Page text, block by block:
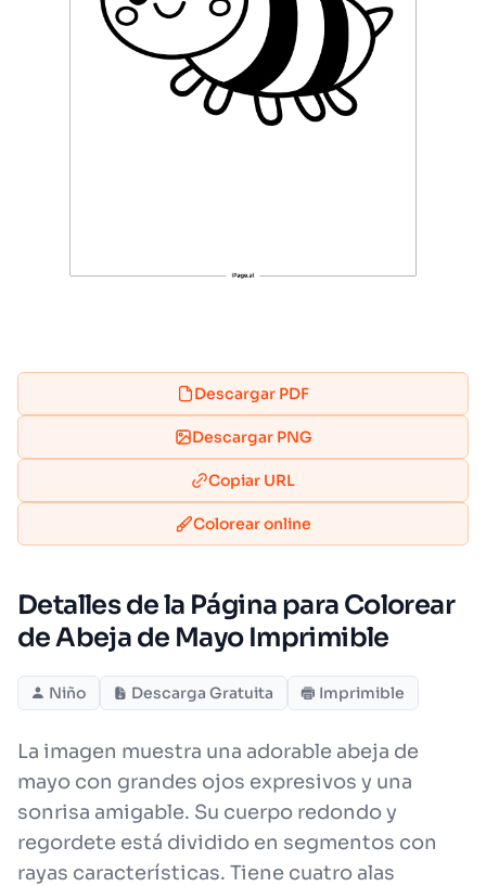
Descargar PDF
Descargar PNG
Copiar URL
Colorear online
Detalles de la Página para Colorear
de Abeja de Mayo Imprimible
Niño Descarga Gratuita Imprimible
La imagen muestra una adorable abeja de
mayo con grandes ojos expresivos y una
sonrisa amigable. Su cuerpo redondo y
regordete está dividido en segmentos con
rayas características. Tiene cuatro alas